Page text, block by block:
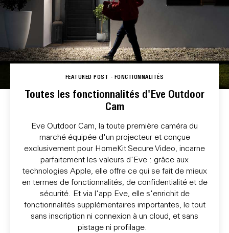
FEATURED POST - FONCTIONNALITÉS
Toutes les fonctionnalités d'Eve Outdoor
Cam
Eve Outdoor Cam, la toute première caméra du
marché équipée d'un projecteur et conçue
exclusivement pour HomeKit Secure Video, incarne
parfaitement les valeurs d'Eve : grâce aux
technologies Apple, elle offre ce qui se fait de mieux
en termes de fonctionnalités, de confidentialité et de
sécurité. Et via l'app Eve, elle s'enrichit de
fonctionnalités supplémentaires importantes, le tout
sans inscription ni connexion à un cloud, et sans
pistage ni profilage.